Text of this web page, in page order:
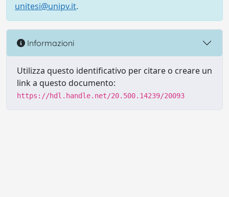
unitesi@unipv.it.
Informazioni
Utilizza questo identificativo per citare o creare un
link a questo documento:
https://hdl.handle.net/20.500.14239/20093